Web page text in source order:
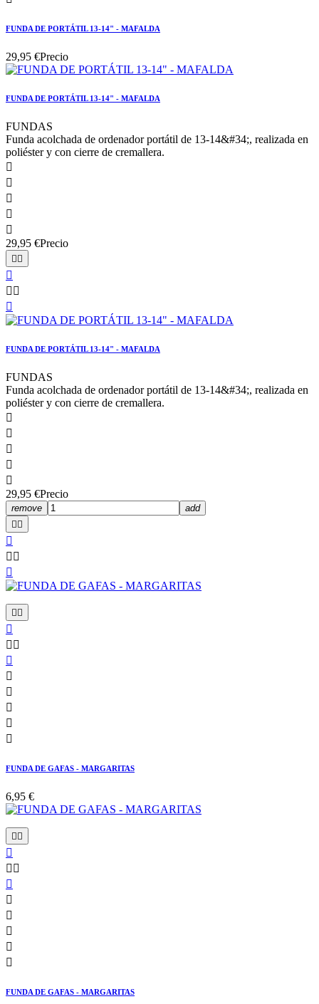
FUNDA DE PORTÁTIL 13-14" - MAFALDA
29,95 €Precio
FUNDA DE PORTÁTIL 13-14" - MAFALDA
FUNDAS
Funda acolchada de ordenador portátil de 13-14&#34;, realizada en
poliéster y con cierre de cremallera.





29,95 €Precio
 

 

FUNDA DE PORTÁTIL 13-14" - MAFALDA
FUNDAS
Funda acolchada de ordenador portátil de 13-14&#34;, realizada en
poliéster y con cierre de cremallera.





29,95 €Precio
remove
add
 

 

 

 






FUNDA DE GAFAS - MARGARITAS
6,95 €
 

 






FUNDA DE GAFAS - MARGARITAS